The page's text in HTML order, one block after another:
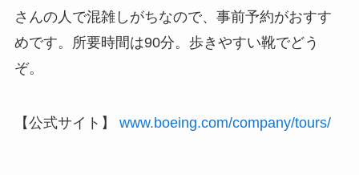
さんの人で混雑しがちなので、事前予約がおすす
めです。所要時間は90分。歩きやすい靴でどう
ぞ。
【公式サイト】 www.boeing.com/company/tours/